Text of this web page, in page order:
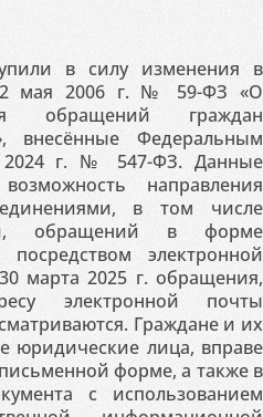
в силу изменения в
2 мая 2006 г. № 59-ФЗ «О
обращений граждан
внесённые Федеральным
2024 г. № 547-ФЗ. Данные
направления
в том числе
обращений в форме
посредством электронной
марта 2025 г. обращения,
электронной почты
Граждане и их
юридические лица, вправе
форме, а также в
с использованием